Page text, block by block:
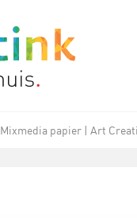
Mixmedia papier | Art